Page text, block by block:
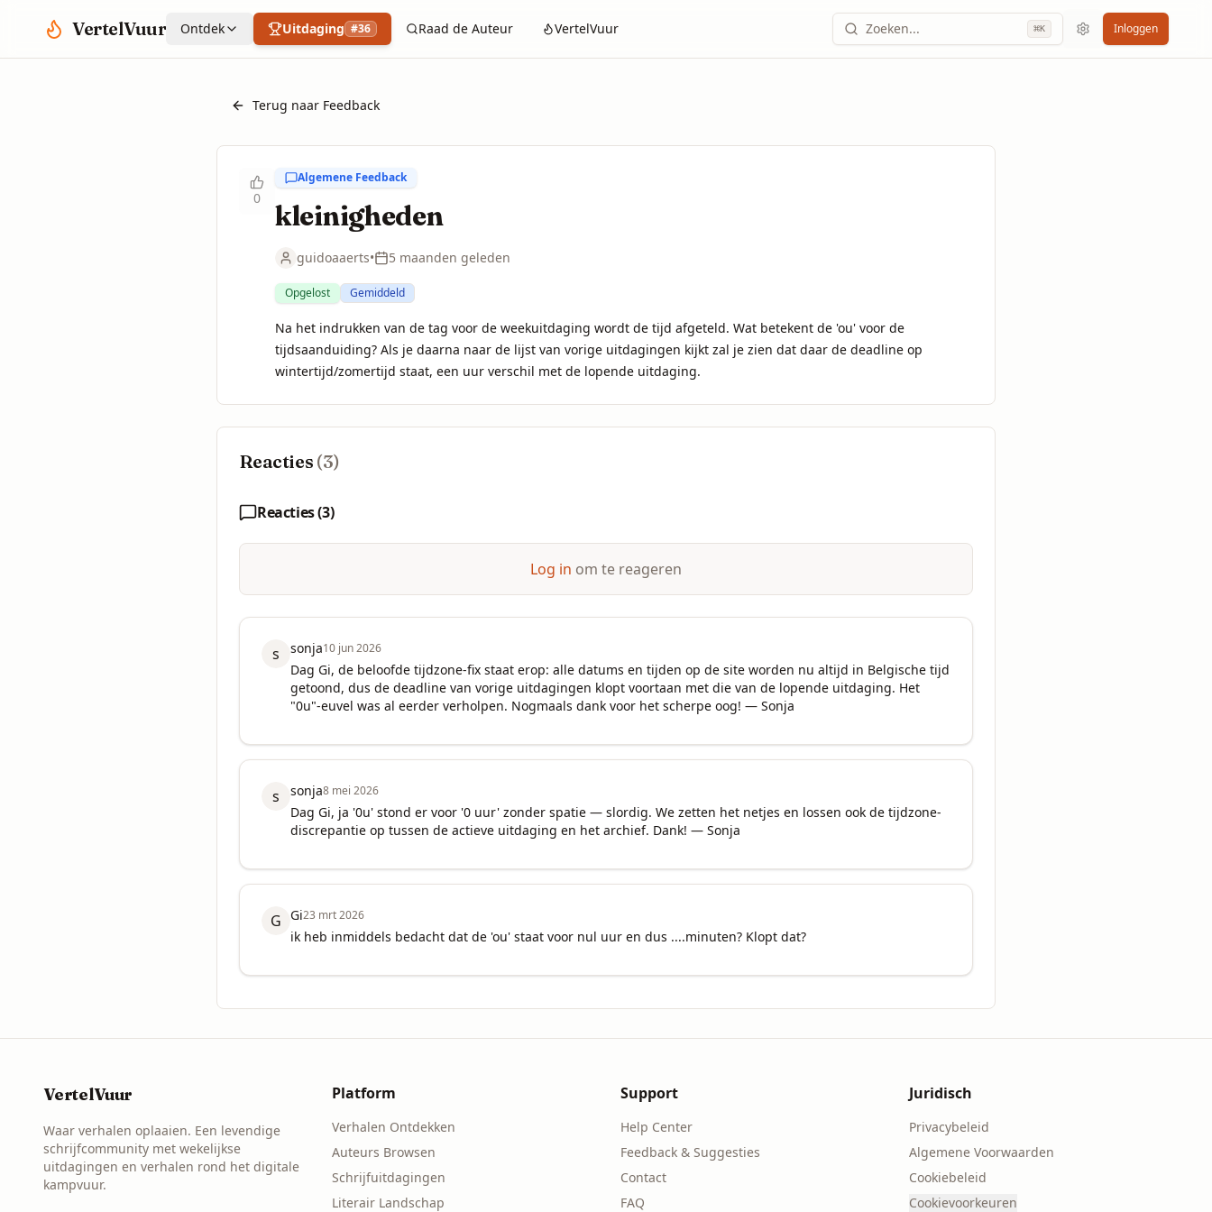
VertelVuur Ontdek Uitdaging #36 Raad de Auteur VertelVuur Zoeken... ⌘K Inloggen
Terug naar Feedback
0
Algemene Feedback
kleinigheden
guidoaaerts• 5 maanden geleden
Opgelost Gemiddeld
Na het indrukken van de tag voor de weekuitdaging wordt de tijd afgeteld. Wat betekent de 'ou' voor de
tijdsaanduiding? Als je daarna naar de lijst van vorige uitdagingen kijkt zal je zien dat daar de deadline op
wintertijd/zomertijd staat, een uur verschil met de lopende uitdaging.
Reacties (3)
Reacties (3)
Log in om te reageren
s sonja10 jun 2026
Dag Gi, de beloofde tijdzone-fix staat erop: alle datums en tijden op de site worden nu altijd in Belgische tijd
getoond, dus de deadline van vorige uitdagingen klopt voortaan met die van de lopende uitdaging. Het
"0u"-euvel was al eerder verholpen. Nogmaals dank voor het scherpe oog! — Sonja
s sonja8 mei 2026
Dag Gi, ja '0u' stond er voor '0 uur' zonder spatie — slordig. We zetten het netjes en lossen ook de tijdzone-
discrepantie op tussen de actieve uitdaging en het archief. Dank! — Sonja
G Gi23 mrt 2026
ik heb inmiddels bedacht dat de 'ou' staat voor nul uur en dus ....minuten? Klopt dat?
VertelVuur
Waar verhalen oplaaien. Een levendige
schrijfcommunity met wekelijkse
uitdagingen en verhalen rond het digitale
kampvuur.
Platform
Verhalen Ontdekken
Auteurs Browsen
Schrijfuitdagingen
Literair Landschap
Support
Help Center
Feedback & Suggesties
Contact
FAQ
Juridisch
Privacybeleid
Algemene Voorwaarden
Cookiebeleid
Cookievoorkeuren